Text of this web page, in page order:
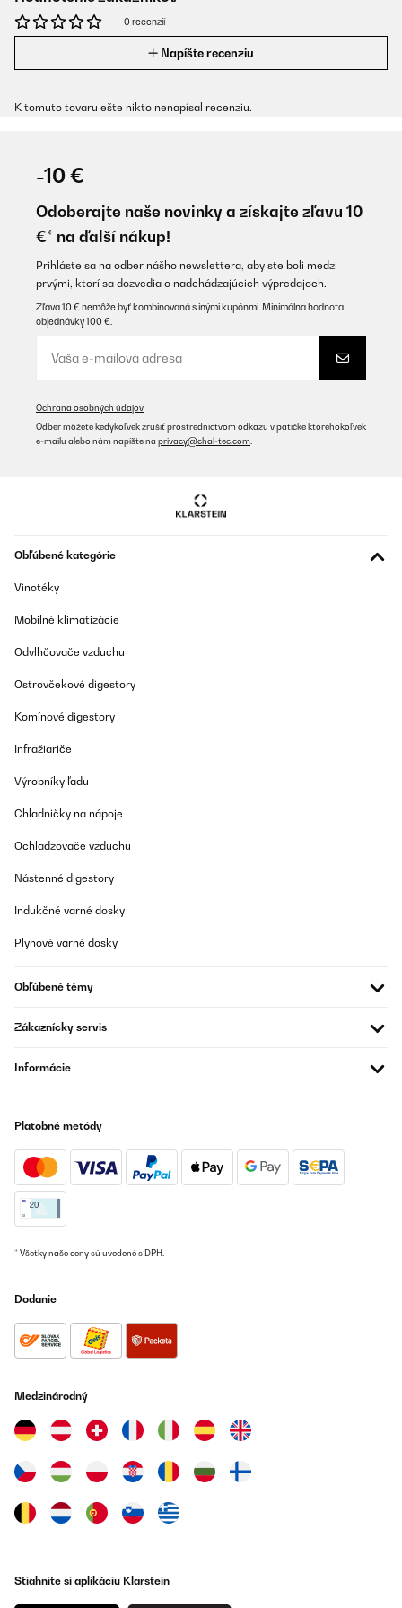
0 recenzií
Napíšte recenziu
K tomuto tovaru ešte nikto nenapísal recenziu.
-10 €
Odoberajte naše novinky a získajte zľavu 10
€* na ďalší nákup!
Prihláste sa na odber nášho newslettera, aby ste boli medzi
prvými, ktorí sa dozvedia o nadchádzajúcich výpredajoch.
Zľava 10 € nemôže byť kombinovaná s inými kupónmi. Minimálna hodnota
objednávky 100 €.
Ochrana osobných údajov
Odber môžete kedykoľvek zrušiť prostredníctvom odkazu v pätičke ktoréhokoľvek
e-mailu alebo nám napíšte na privacy@chal-tec.com
Obľúbené kategórie
Vinotéky
Mobilné klimatizácie
Odvlhčovače vzduchu
Ostrovčekové digestory
Komínové digestory
Infražiariče
Výrobníky ľadu
Chladničky na nápoje
Ochladzovače vzduchu
Nástenné digestory
Indukčné varné dosky
Plynové varné dosky
Obľúbené témy
Zákaznícky servis
Informácie
Platobné metódy
* Všetky naše ceny sú uvedené s DPH.
Dodanie
Medzinárodný
Stiahnite si aplikáciu Klarstein